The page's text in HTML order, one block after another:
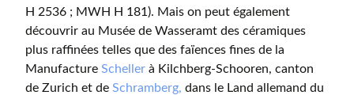
H 2536 ; MWH H 181). Mais on peut également
découvrir au Musée de Wasseramt des céramiques
plus raffinées telles que des faïences fines de la
Manufacture Scheller à Kilchberg-Schooren, canton
de Zurich et de Schramberg, dans le Land allemand du